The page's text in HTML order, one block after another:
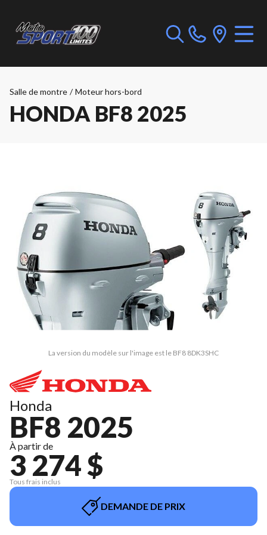
Salle de montre / Moteur hors-bord
HONDA BF8 2025
La version du modèle sur l'image est le BF8 8DK3SHC
Honda
BF8 2025
À partir de
3 274 $
Tous frais inclus
DEMANDE DE PRIX